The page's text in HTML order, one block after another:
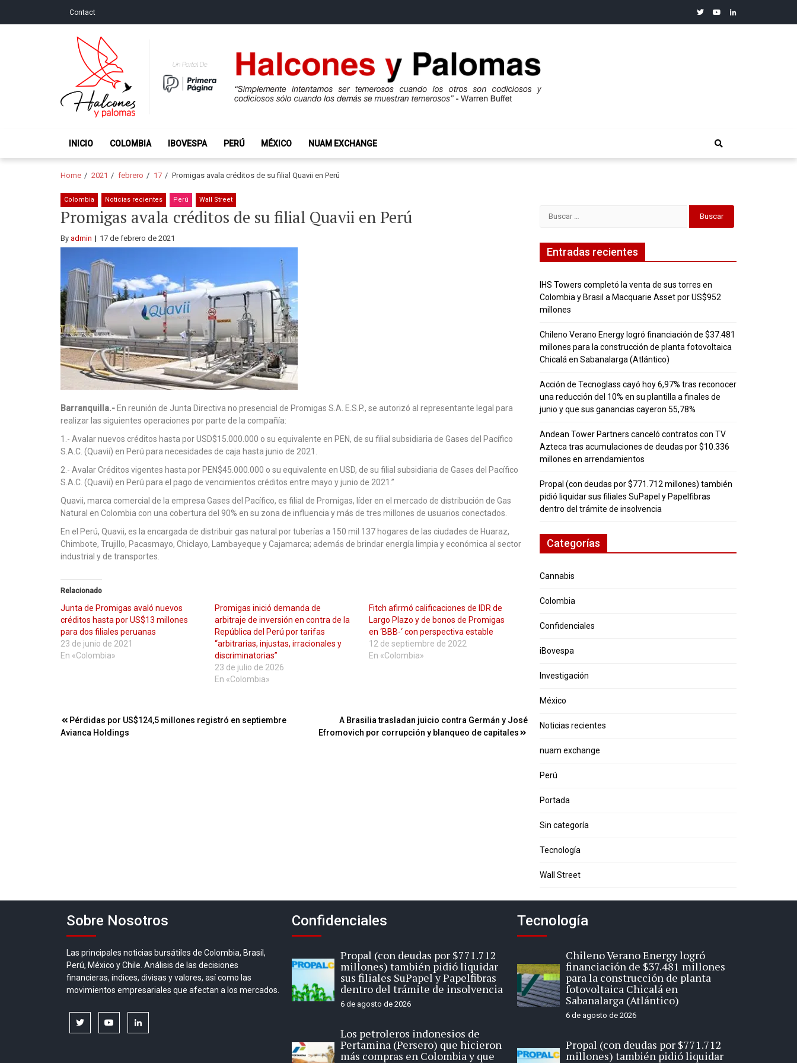
Contact twitteryoutubelinkedin
Halcones y Palomas
INICIO COLOMBIA IBOVESPA PERÚ MÉXICO NUAM EXCHANGE
Home 2021 febrero 17 Promigas avala créditos de su filial Quavii en Perú
Colombia Noticias recientes Perú Wall Street
Promigas avala créditos de su filial Quavii en Perú
By admin 17 de febrero de 2021
Barranquilla.- En reunión de Junta Directiva no presencial de Promigas S.A. E.S.P., se autorizó al representante legal para
realizar las siguientes operaciones por parte de la compañía:
1.- Avalar nuevos créditos hasta por USD$15.000.000 o su equivalente en PEN, de su filial subsidiaria de Gases del Pacífico
S.A.C. (Quavii) en Perú para necesidades de caja hasta junio de 2021.
2.- Avalar Créditos vigentes hasta por PEN$45.000.000 o su equivalente en USD, de su filial subsidiaria de Gases del Pacífico
S.A.C. (Quavii) en Perú para el pago de vencimientos créditos entre mayo y junio de 2021.”
Quavii, marca comercial de la empresa Gases del Pacífico, es filial de Promigas, líder en el mercado de distribución de Gas
Natural en Colombia con una cobertura del 90% en su zona de influencia y más de tres millones de usuarios conectados.
En el Perú, Quavii, es la encargada de distribuir gas natural por tuberías a 150 mil 137 hogares de las ciudades de Huaraz,
Chimbote, Trujillo, Pacasmayo, Chiclayo, Lambayeque y Cajamarca; además de brindar energía limpia y económica al sector
industrial y de transportes.
Relacionado
Junta de Promigas avaló nuevos
créditos hasta por US$13 millones
para dos filiales peruanas
23 de junio de 2021
En «Colombia»
Promigas inició demanda de
arbitraje de inversión en contra de la
República del Perú por tarifas
“arbitrarias, injustas, irracionales y
discriminatorias”
23 de julio de 2026
En «Colombia»
Fitch afirmó calificaciones de IDR de
Largo Plazo y de bonos de Promigas
en ‘BBB-‘ con perspectiva estable
12 de septiembre de 2022
En «Colombia»
Navegación
de
Pérdidas por US$124,5 millones registró en septiembre
Avianca Holdings
A Brasilia trasladan juicio contra Germán y José
Efromovich por corrupción y blanqueo de capitales
Entradas recientes
IHS Towers completó la venta de sus torres en
Colombia y Brasil a Macquarie Asset por US$952
millones
Chileno Verano Energy logró financiación de $37.481
millones para la construcción de planta fotovoltaica
Chicalá en Sabanalarga (Atlántico)
Acción de Tecnoglass cayó hoy 6,97% tras reconocer
una reducción del 10% en su plantilla a finales de
junio y que sus ganancias cayeron 55,78%
Andean Tower Partners canceló contratos con TV
Azteca tras acumulaciones de deudas por $10.336
millones en arrendamientos
Propal (con deudas por $771.712 millones) también
pidió liquidar sus filiales SuPapel y Papelfibras
dentro del trámite de insolvencia
Categorías
Cannabis
Colombia
Confidenciales
iBovespa
Investigación
México
Noticias recientes
nuam exchange
Perú
Portada
Sin categoría
Tecnología
Wall Street
Sobre Nosotros
Las principales noticias bursátiles de Colombia, Brasil,
Perú, México y Chile. Análisis de las decisiones
financieras, índices, divisas y valores, así como las
movimientos empresariales que afectan a los mercados.
twitter youtubelinkedin
Confidenciales
Propal (con deudas por $771.712
millones) también pidió liquidar
sus filiales SuPapel y Papelfibras
dentro del trámite de insolvencia
6 de agosto de 2026
Los petroleros indonesios de
Pertamina (Persero) que hicieron
más compras en Colombia y que
Tecnología
Chileno Verano Energy logró
financiación de $37.481 millones
para la construcción de planta
fotovoltaica Chicalá en
Sabanalarga (Atlántico)
6 de agosto de 2026
Propal (con deudas por $771.712
millones) también pidió liquidar